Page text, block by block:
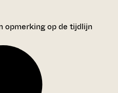
opmerking op de tijdlijn